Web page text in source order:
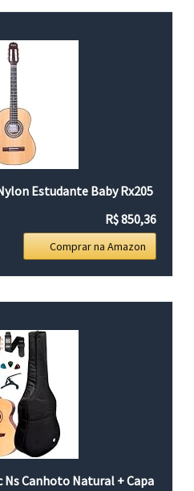
Estudante Baby Rx205
R$ 850,36
Comprar na Amazon
Ns Canhoto Natural + Capa